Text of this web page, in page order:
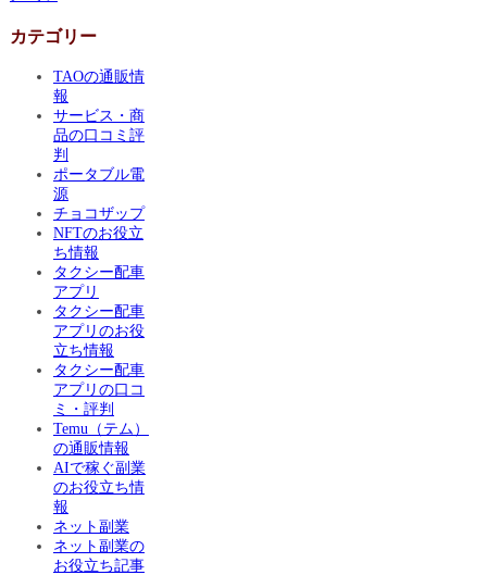
カテゴリー
TAOの通販情
報
サービス・商
品の口コミ評
判
ポータブル電
源
チョコザップ
NFTのお役立
ち情報
タクシー配車
アプリ
タクシー配車
アプリのお役
立ち情報
タクシー配車
アプリの口コ
ミ・評判
Temu（テム）
の通販情報
AIで稼ぐ副業
のお役立ち情
報
ネット副業
ネット副業の
お役立ち記事